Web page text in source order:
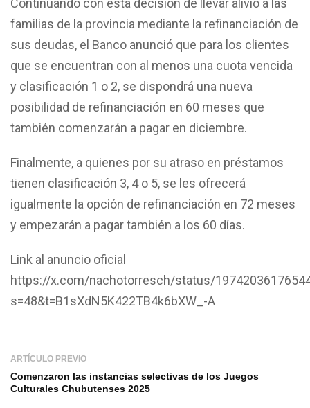
Continuando con esta decisión de llevar alivio a las
familias de la provincia mediante la refinanciación de
sus deudas, el Banco anunció que para los clientes
que se encuentran con al menos una cuota vencida
y clasificación 1 o 2, se dispondrá una nueva
posibilidad de refinanciación en 60 meses que
también comenzarán a pagar en diciembre.
Finalmente, a quienes por su atraso en préstamos
tienen clasificación 3, 4 o 5, se les ofrecerá
igualmente la opción de refinanciación en 72 meses
y empezarán a pagar también a los 60 días.
Link al anuncio oficial
https://x.com/nachotorresch/status/
s=48&t=B1sXdN5K422TB4k6bXW_-A
ARTÍCULO PREVIO
Comenzaron las instancias selectivas de los Juegos
Culturales Chubutenses 2025